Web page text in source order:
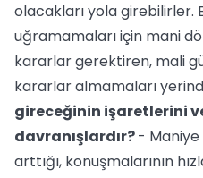
olacakları yola girebilirler.
uğramamaları için mani
kararlar gerektiren, mali
kararlar almamaları
gireceğinin işaretlerini
davranışlardır?- Maniye
arttığı, konuşmalarının